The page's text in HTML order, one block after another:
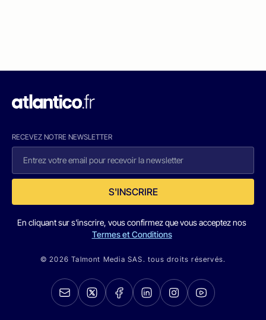
RECEVEZ NOTRE NEWSLETTER
S'INSCRIRE
En cliquant sur s'inscrire, vous confirmez que vous acceptez nos
Termes et Conditions
© 2026 Talmont Media SAS. tous droits réservés.